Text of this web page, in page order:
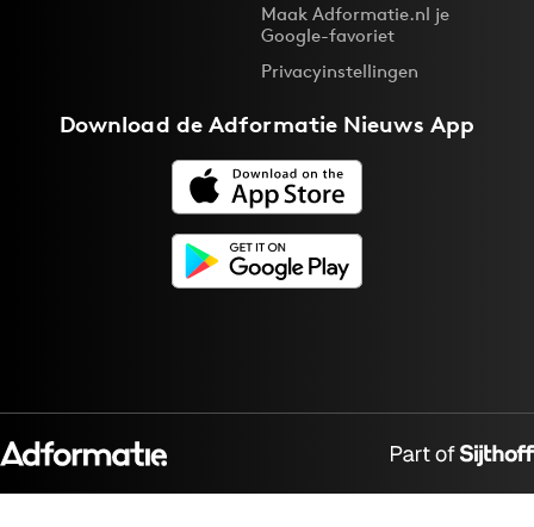
Maak Adformatie.nl je
Google-favoriet
Privacyinstellingen
Download deAdformatie Nieuws App